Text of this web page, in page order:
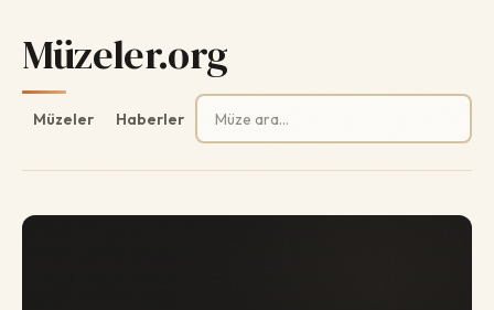
Müzeler.org
Müzeler Haberler
Arama: